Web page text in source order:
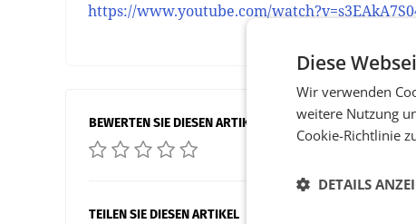
https://www.youtube.com/
BEWERTEN SIE DIESEN ARTIKEL
TEILEN SIE DIESEN ARTIKEL
Diese
Wir verwenden
weitere Nutzung
Cookie-Richtlinie
DETAILS